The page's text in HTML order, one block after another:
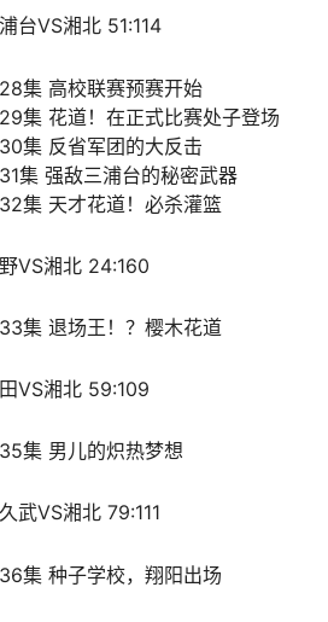
台VS湘北 51:114
集 高校联赛预赛开始
集 花道！在正式比赛处子登场
集 反省军团的大反击
集 强敌三浦台的秘密武器
集 天才花道！必杀灌篮
VS湘北 24:160
集 退场王！？樱木花道
VS湘北 59:109
集 男儿的炽热梦想
武VS湘北 79:111
集 种子学校，翔阳出场